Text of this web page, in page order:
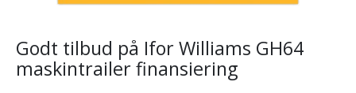
Godt tilbud på Ifor Williams GH64
maskintrailer finansiering